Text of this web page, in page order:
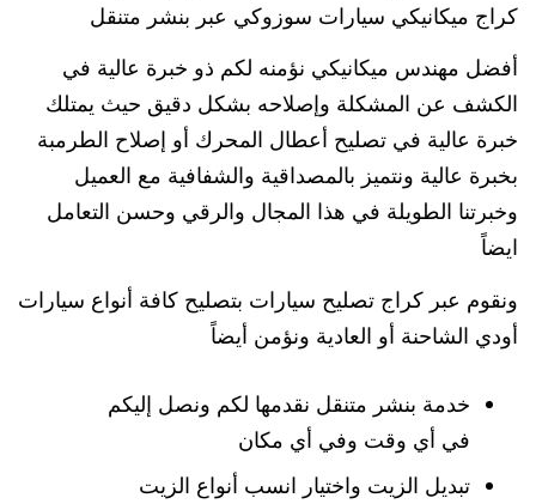
كراج ميكانيكي سيارات سوزوكي عبر بنشر متنقل
أفضل مهندس ميكانيكي نؤمنه لكم ذو خبرة عالية في
الكشف عن المشكلة وإصلاحه بشكل دقيق حيث يمتلك
خبرة عالية في تصليح أعطال المحرك أو إصلاح الطرمبة
بخبرة عالية ونتميز بالمصداقية والشفافية مع العميل
وخبرتنا الطويلة في هذا المجال والرقي وحسن التعامل
ايضاً
ونقوم عبر كراج تصليح سيارات بتصليح كافة أنواع سيارات
أودي الشاحنة أو العادية ونؤمن أيضاً
خدمة بنشر متنقل نقدمها لكم ونصل إليكم
في أي وقت وفي أي مكان
تبديل الزيت واختيار انسب أنواع الزيت